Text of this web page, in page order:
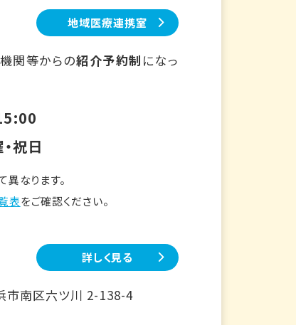
地域医療連携室
関等からの紹介予約制 になっ
祝日
なります。
表をご確認ください。
詳しく見る
市南区六ツ川 2-138-4